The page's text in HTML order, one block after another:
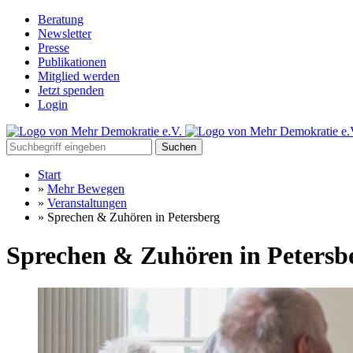
Beratung
Newsletter
Presse
Publikationen
Mitglied werden
Jetzt spenden
Login
Suchen
Start
» Mehr Bewegen
» Veranstaltungen
» Sprechen & Zuhören in Petersberg
Sprechen & Zuhören in